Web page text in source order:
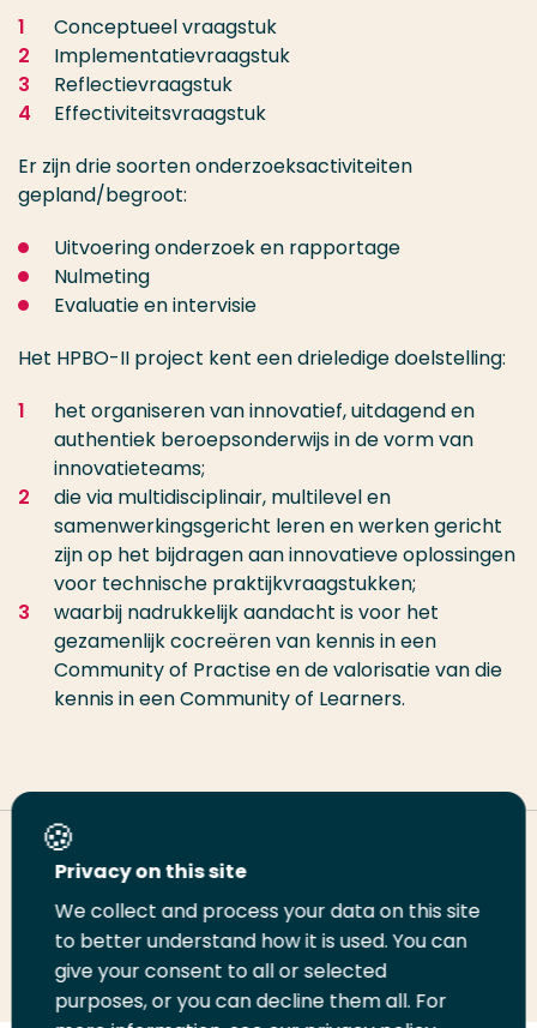
Conceptueel vraagstuk
Implementatievraagstuk
Reflectievraagstuk
Effectiviteitsvraagstuk
Er zijn drie soorten onderzoeksactiviteiten
gepland/begroot:
Uitvoering onderzoek en rapportage
Nulmeting
Evaluatie en intervisie
Het HPBO-II project kent een drieledige doelstelling:
het organiseren van innovatief, uitdagend en
authentiek beroepsonderwijs in de vorm van
innovatieteams;
die via multidisciplinair, multilevel en
samenwerkingsgericht leren en werken gericht
zijn op het bijdragen aan innovatieve oplossingen
voor technische praktijkvraagstukken;
waarbij nadrukkelijk aandacht is voor het
gezamenlijk cocreëren van kennis in een
Community of Practise en de valorisatie van die
kennis in een Community of Learners.
Deel deze pagina
DeelDeel
op
Deel
op
Email
deze
Print
deze
Privacy on this site
We collect and process your data on this site
to better understand how it is used. You can
give your consent to all or selected
purposes, or you can decline them all. For